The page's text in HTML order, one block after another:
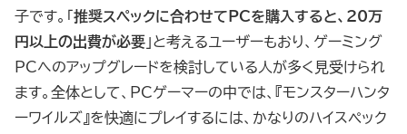
子です。「 推奨スペックに合わせてPCを購入すると、20万
円以上の出費が必要 」と考えるユーザーもおり、ゲーミング
PCへのアップグレードを検討している人が多く見受けられ
ます。全体として、PCゲーマーの中では、『モンスターハンタ
ーワイルズ』を快適にプレイするには、かなりのハイスペック